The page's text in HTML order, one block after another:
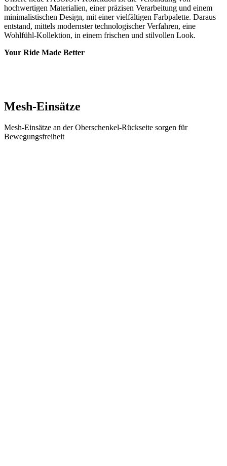
hochwertigen Materialien, einer präzisen Verarbeitung und einem
minimalistischen Design, mit einer vielfältigen Farbpalette. Daraus
entstand, mittels modernster technologischer Verfahren, eine
Wohlfühl-Kollektion, in einem frischen und stilvollen Look.
Your Ride Made Better
Mesh-Einsätze
Mesh-Einsätze an der Oberschenkel-Rückseite sorgen für
Bewegungsfreiheit